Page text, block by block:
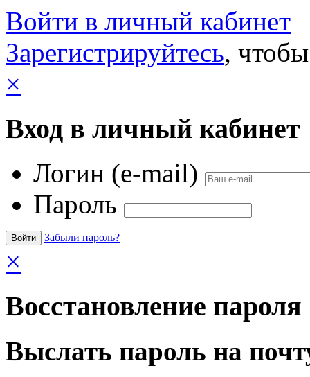
Войти в личный кабинет
Зарегистрируйтесь,
×
Вход в личный кабинет
Логин (e-mail)
Пароль
Забыли пароль?
×
Восстановление пароля
Выслать пароль на